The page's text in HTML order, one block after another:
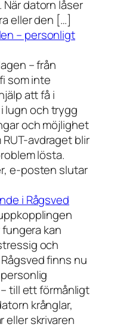
datorn låser
eller den […]
– personligt
– från
som inte
att få i
lugn och trygg
och möjlighet
avdraget blir
lösta.
e-posten slutar
i Rågsved
fungera kan
och
finns nu
till ett förmånligt
krånglar,
eller skrivaren